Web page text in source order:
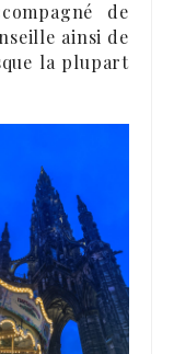
de
ainsi de
la plupart